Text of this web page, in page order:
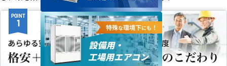
POINT
1
POINT
2